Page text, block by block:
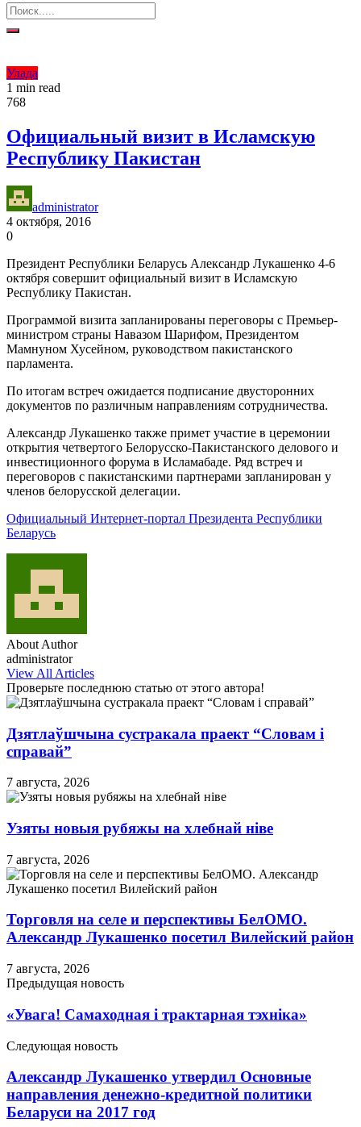
Улада
1 min read
768
Официальный визит в Исламскую
Республику Пакистан
administrator
4 октября, 2016
0
Президент Республики Беларусь Александр Лукашенко 4-6
октября совершит официальный визит в Исламскую
Республику Пакистан.
Программой визита запланированы переговоры с Премьер-
министром страны Навазом Шарифом, Президентом
Мамнуном Хусейном, руководством пакистанского
парламента.
По итогам встреч ожидается подписание двусторонних
документов по различным направлениям сотрудничества.
Александр Лукашенко также примет участие в церемонии
открытия четвертого Белорусско-Пакистанского делового и
инвестиционного форума в Исламабаде. Ряд встреч и
переговоров с пакистанскими партнерами запланирован у
членов белорусской делегации.
Официальный Интернет-портал Президента Республики
Беларусь
About Author
administrator
View All Articles
Проверьте последнюю статью от этого автора!
Дзятлаўшчына сустракала праект “Словам і
справай”
7 августа, 2026
Узяты новыя рубяжы на хлебнай ніве
7 августа, 2026
Торговля на селе и перспективы БелОМО.
Александр Лукашенко посетил Вилейский район
7 августа, 2026
Предыдущая новость
«Увага! Самаходная і трактарная тэхніка»
Следующая новость
Александр Лукашенко утвердил Основные
направления денежно-кредитной политики
Беларуси на 2017 год